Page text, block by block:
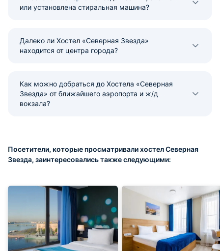
или установлена стиральная машина?
Далеко ли Хостел «Северная Звезда»
находится от центра города?
Как можно добраться до Хостела «Северная
Звезда» от ближайшего аэропорта и ж/д
вокзала?
Посетители, которые просматривали хостел Северная
Звезда, заинтересовались также следующими: